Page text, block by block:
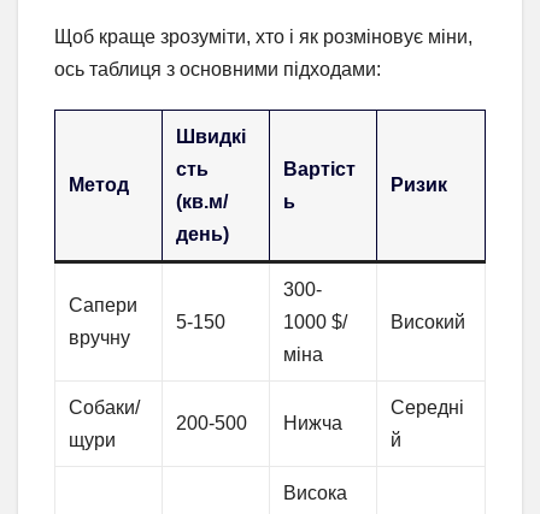
Щоб краще зрозуміти, хто і як розміновує міни,
ось таблиця з основними підходами:
Метод
Швидкі
сть
(кв.м/
день)
Вартіст
ь
Ризик
Сапери
вручну
5-150
300-
1000 $/
міна
Високий
Собаки/
щури
200-500 Нижча
Середні
й
Висока